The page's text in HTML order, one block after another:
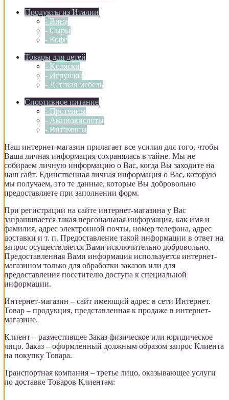
Продукты из Италии
- Вина
- Сыры
- Кофе
Товары для детей
- Kоляски
- Игрушки
- Детская мебель
Спортивное питание
- Протеины
- Аминокислоты
- Витамины
Наш интернет-магазин прилагает все усилия для того, чтобы
Ваша личная информация сохранялась в тайне. Мы не
собираем личную информацию о Вас, когда Вы заходите на
наш сайт. Единственная личная информация о Вас, которую
мы получаем, это те данные, которые Вы добровольно
предоставляете при заполнении форм.
При регистрации на сайте интернет-магазина у Вас
запрашивается такая персональная информация, как имя и
фамилия, адрес электронной почты, номер телефона, адрес
доставки и т. п. Предоставление такой информации в ответ на
запрос осуществляется Вами исключительно добровольно.
Предоставленная Вами информация используется интернет-
магазином только для обработки заказов или для
предоставления посетителю доступа к специальной
информации.
Интернет-магазин – сайт имеющий адрес в сети Интернет.
Товар – продукция, представленная к продаже в интернет-
магазине.
Клиент – разместившее Заказ физическое или юридическое
лицо. Заказ – оформленный должным образом запрос Клиента
на покупку Товара.
Транспортная компания – третье лицо, оказывающее услуги
по доставке Товаров Клиентам: